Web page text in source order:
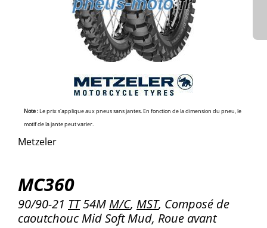
Note :Le prix s'applique aux pneus sans jantes. En fonction de la dimension du pneu, le
motif de la jante peut varier.
Metzeler
MC360
90/90-21 TT54M M/C, MST, Composé de
caoutchouc Mid Soft Mud, Roue avant